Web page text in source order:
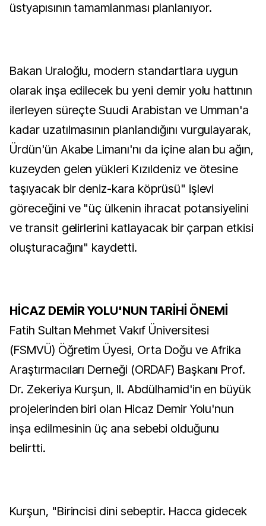
üstyapısının tamamlanması planlanıyor.
Bakan Uraloğlu, modern standartlara uygun
olarak inşa edilecek bu yeni demir yolu hattının
ilerleyen süreçte Suudi Arabistan ve Umman'a
kadar uzatılmasının planlandığını vurgulayarak,
Ürdün'ün Akabe Limanı'nı da içine alan bu ağın,
kuzeyden gelen yükleri Kızıldeniz ve ötesine
taşıyacak bir deniz-kara köprüsü" işlevi
göreceğini ve "üç ülkenin ihracat potansiyelini
ve transit gelirlerini katlayacak bir çarpan etkisi
oluşturacağını" kaydetti.
HİCAZ DEMİR YOLU'NUN TARİHİ ÖNEMİ
Fatih Sultan Mehmet Vakıf Üniversitesi
(FSMVÜ) Öğretim Üyesi, Orta Doğu ve Afrika
Araştırmacıları Derneği (ORDAF) Başkanı Prof.
Dr. Zekeriya Kurşun, II. Abdülhamid'in en büyük
projelerinden biri olan Hicaz Demir Yolu'nun
inşa edilmesinin üç ana sebebi olduğunu
belirtti.
Kurşun, "Birincisi dini sebeptir. Hacca gidecek